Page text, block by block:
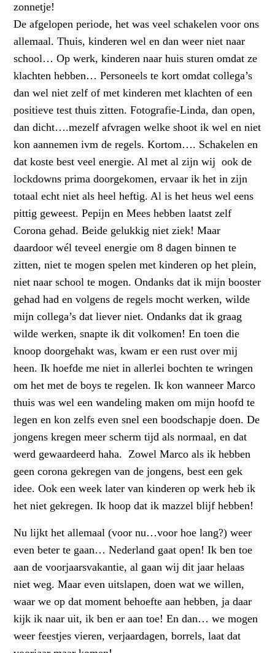
zonnetje!
De afgelopen periode, het was veel schakelen voor ons
allemaal. Thuis, kinderen wel en dan weer niet naar
school… Op werk, kinderen naar huis sturen omdat ze
klachten hebben… Personeels te kort omdat collega’s
dan wel niet zelf of met kinderen met klachten of een
positieve test thuis zitten. Fotografie-Linda, dan open,
dan dicht….mezelf afvragen welke shoot ik wel en niet
kon aannemen ivm de regels. Kortom…. Schakelen en
dat koste best veel energie. Al met al zijn wij ook de
lockdowns prima doorgekomen, ervaar ik het in zijn
totaal echt niet als heel heftig. Al is het heus wel eens
pittig geweest. Pepijn en Mees hebben laatst zelf
Corona gehad. Beide gelukkig niet ziek! Maar
daardoor wél teveel energie om 8 dagen binnen te
zitten, niet te mogen spelen met kinderen op het plein,
niet naar school te mogen. Ondanks dat ik mijn booster
gehad had en volgens de regels mocht werken, wilde
mijn collega’s dat liever niet. Ondanks dat ik graag
wilde werken, snapte ik dit volkomen! En toen die
knoop doorgehakt was, kwam er een rust over mij
heen. Ik hoefde me niet in allerlei bochten te wringen
om het met de boys te regelen. Ik kon wanneer Marco
thuis was wel een wandeling maken om mijn hoofd te
legen en kon zelfs even snel een boodschapje doen. De
jongens kregen meer scherm tijd als normaal, en dat
werd gewaardeerd haha. Zowel Marco als ik hebben
geen corona gekregen van de jongens, best een gek
idee. Ook een week later van kinderen op werk heb ik
het niet gekregen. Ik hoop dat ik mazzel blijf hebben!
Nu lijkt het allemaal (voor nu…voor hoe lang?) weer
even beter te gaan… Nederland gaat open! Ik ben toe
aan de voorjaarsvakantie, al gaan wij dit jaar helaas
niet weg. Maar even uitslapen, doen wat we willen,
waar we op dat moment behoefte aan hebben, ja daar
kijk ik naar uit, ik ben er aan toe! En dan… we mogen
weer feestjes vieren, verjaardagen, borrels, laat dat